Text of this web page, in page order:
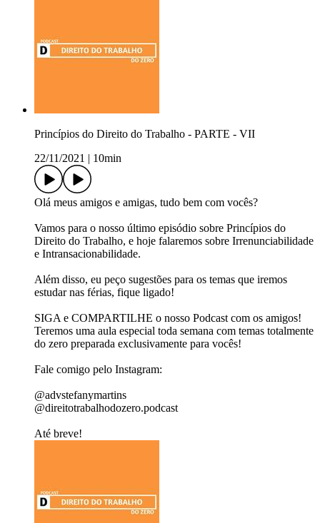
Princípios do Direito do Trabalho - PARTE - VII
22/11/2021
10min
Olá meus amigos e amigas, tudo bem com vocês?
Vamos para o nosso último episódio sobre Princípios do
Direito do Trabalho, e hoje falaremos sobre Irrenunciabilidade
e Intransacionabilidade.
Além disso, eu peço sugestões para os temas que iremos
estudar nas férias, fique ligado!
SIGA e COMPARTILHE o nosso Podcast com os amigos!
Teremos uma aula especial toda semana com temas totalmente
do zero preparada exclusivamente para vocês!
Fale comigo pelo Instagram:
@advstefanymartins
@direitotrabalhodozero.podcast
Até breve!